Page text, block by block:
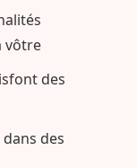
vôtre
des
des